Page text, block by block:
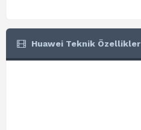
Huawei Teknik Özellikler